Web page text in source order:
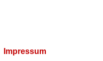
Impressum